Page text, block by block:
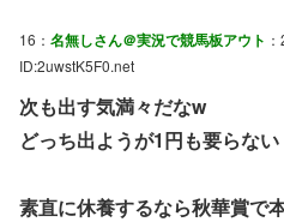
16： 名無しさん＠実況で競馬板アウト
ID:2uwstK5F0.net
次も出す気満々だなw
どっち出ようが1円も要らない
素直に休養するなら秋華賞で